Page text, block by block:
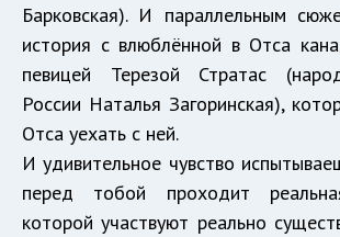
Барковская). И параллельным
история с влюблённой в Отса
певицей Терезой Стратас
России Наталья Загоринская),
Отса уехать с ней.
И удивительное чувство
перед тобой проходит
которой участвуют реально